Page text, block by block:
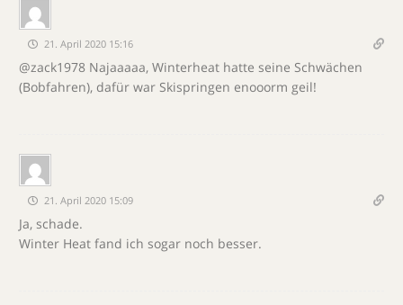
21. April 2020 15:16
@zack1978 Najaaaaa, Winterheat hatte seine Schwächen
(Bobfahren), dafür war Skispringen enooorm geil!
21. April 2020 15:09
Ja, schade.
Winter Heat fand ich sogar noch besser.